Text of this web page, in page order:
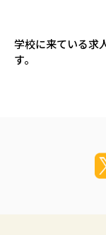
学校に来ている求
す。